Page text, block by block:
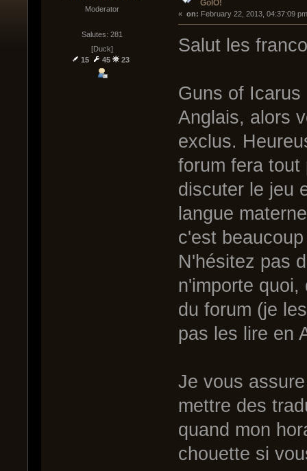
Moderator
Salutes: 281
[Duck]
15
45 23
GoIO!
« on: February 22, 2013, 04:37:09
Salut les
Guns of Icarus
Anglais, alors
exclus.
forum fera tout
discuter le jeu
langue
c'est
N'hésitez pas
n'importe
du forum (je
pas les lire en
Je vous
mettre des
quand mon
chouette si